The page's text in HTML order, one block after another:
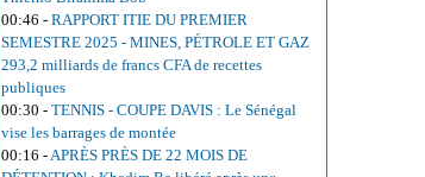
00:46 - RAPPORT ITIE DU PREMIER
SEMESTRE 2025 - MINES, PÉTROLE ET GAZ
293,2 milliards de francs CFA de recettes
publiques
00:30 - TENNIS - COUPE DAVIS : Le Sénégal
vise les barrages de montée
00:16 -APRÈS PRÈS DE 22 MOIS DE